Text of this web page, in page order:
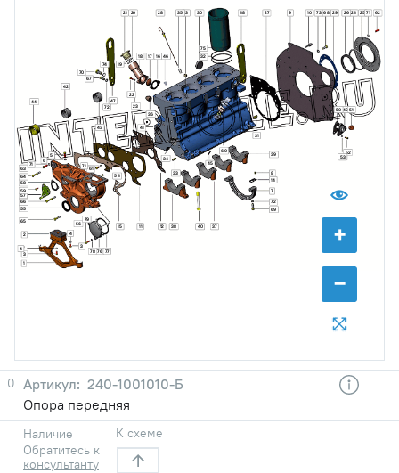
+
−
1
2
3
3
4
4
5
6
7
8
9 10
11 12
13
14
15
16
17
18
19
20
21
22
23
24 25
26
27
28 29
30
31
32
33
34
35
36
37
38
39
40
41
42
43
44
45
46
47
48
49
50 51
52
53
54
55
56
57
58
59
60
61
62
63
64
65
66
67
68
69
70
71
71
71
72
72
73
74
75
76 77
78
79
0
240-1001010-Б
Опора передняя
Наличие
Обратитесь к
консультанту
К схеме